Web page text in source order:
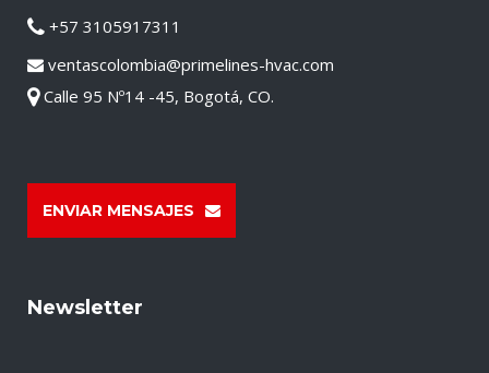
+57 3105917311
ventascolombia@primelines-hvac.com
Calle 95 Nº14 -45, Bogotá, CO.
ENVIAR MENSAJES
Newsletter